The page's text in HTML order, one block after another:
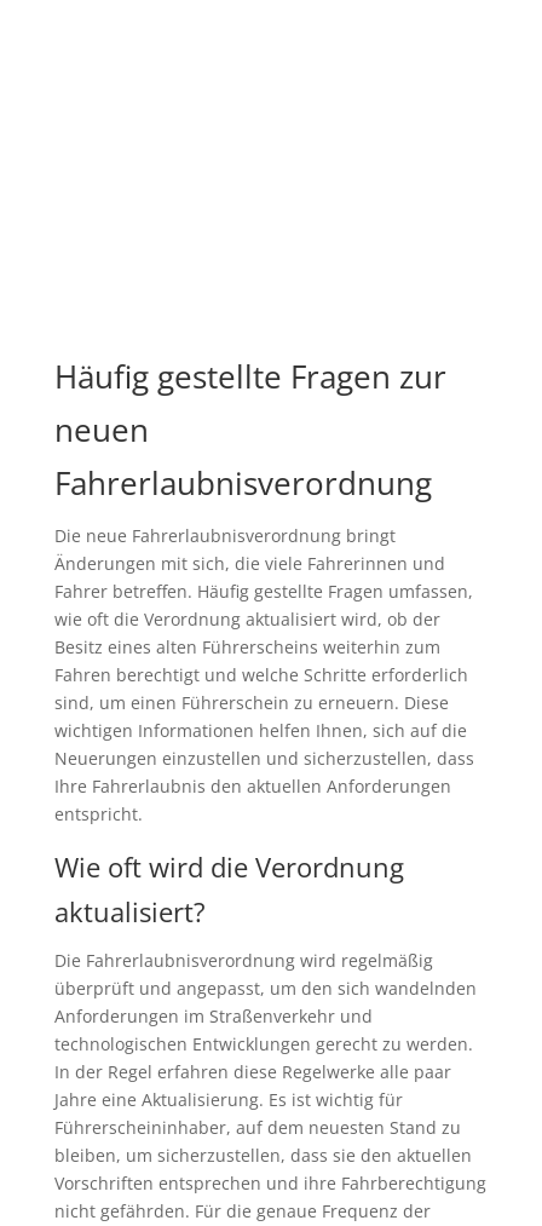
Häufig gestellte Fragen zur
neuen
Fahrerlaubnisverordnung
Die neue Fahrerlaubnisverordnung bringt
Änderungen mit sich, die viele Fahrerinnen und
Fahrer betreffen. Häufig gestellte Fragen umfassen,
wie oft die Verordnung aktualisiert wird, ob der
Besitz eines alten Führerscheins weiterhin zum
Fahren berechtigt und welche Schritte erforderlich
sind, um einen Führerschein zu erneuern. Diese
wichtigen Informationen helfen Ihnen, sich auf die
Neuerungen einzustellen und sicherzustellen, dass
Ihre Fahrerlaubnis den aktuellen Anforderungen
entspricht.
Wie oft wird die Verordnung
aktualisiert?
Die Fahrerlaubnisverordnung wird regelmäßig
überprüft und angepasst, um den sich wandelnden
Anforderungen im Straßenverkehr und
technologischen Entwicklungen gerecht zu werden.
In der Regel erfahren diese Regelwerke alle paar
Jahre eine Aktualisierung. Es ist wichtig für
Führerscheininhaber, auf dem neuesten Stand zu
bleiben, um sicherzustellen, dass sie den aktuellen
Vorschriften entsprechen und ihre Fahrberechtigung
nicht gefährden. Für die genaue Frequenz der